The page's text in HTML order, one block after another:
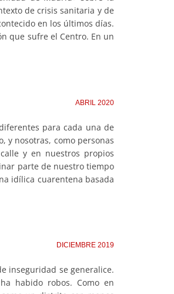
de crisis sanitaria y de
en los últimos días.
que sufre el Centro. En un
ABRIL 2020
para cada una de
y nosotras, como personas
y en nuestros propios
parte de nuestro tiempo
idílica cuarentena basada
DICIEMBRE 2019
inseguridad se generalice.
habido robos. Como en